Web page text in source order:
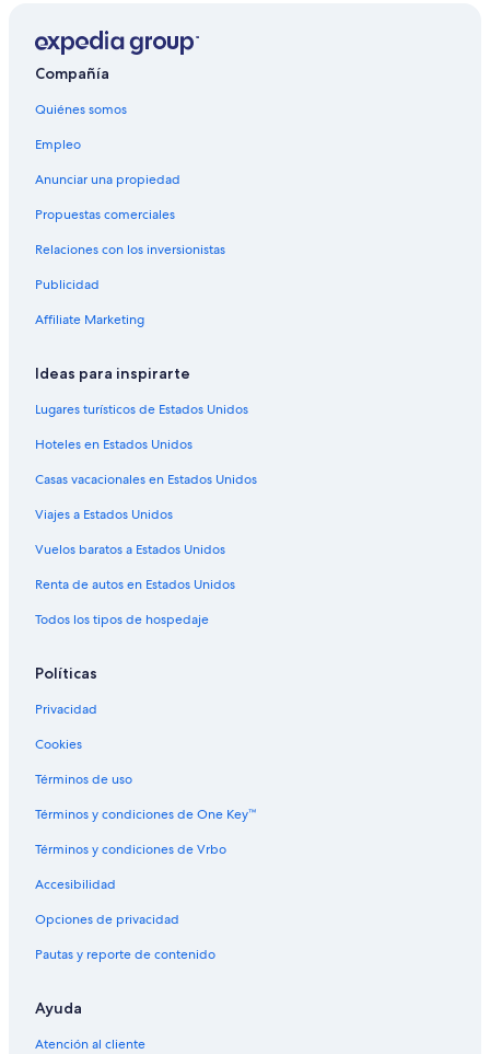
Hoteles 5 estrellas en San Joaquín
Cabañas en San Joaquín
Hoteles todo incluido en Bernal
Hoteles que aceptan mascotas en Bernal
Hoteles en Bernal
Compañía
Quiénes somos
Empleo
Anunciar una propiedad
Propuestas comerciales
Relaciones con los inversionistas
Publicidad
Affiliate Marketing
Ideas para inspirarte
Lugares turísticos de Estados Unidos
Hoteles en Estados Unidos
Casas vacacionales en Estados Unidos
Viajes a Estados Unidos
Vuelos baratos a Estados Unidos
Renta de autos en Estados Unidos
Todos los tipos de hospedaje
Políticas
Privacidad
Cookies
Términos de uso
Términos y condiciones de One Key™
Términos y condiciones de Vrbo
Accesibilidad
Opciones de privacidad
Pautas y reporte de contenido
Ayuda
Atención al cliente